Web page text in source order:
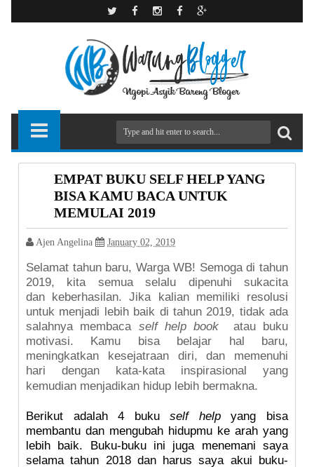
EMPAT BUKU SELF HELP YANG
BISA KAMU BACA UNTUK
MEMULAI 2019
Ajen Angelina January 02, 2019
Selamat tahun baru, Warga WB! Semoga di tahun
2019, kita semua selalu dipenuhi sukacita
dan keberhasilan. Jika kalian memiliki resolusi
untuk menjadi lebih baik di tahun 2019, tidak ada
salahnya membaca self help book
atau buku
motivasi. Kamu bisa belajar hal baru,
meningkatkan kesejatraan diri, dan memenuhi
hari dengan kata-kata inspirasional yang
kemudian menjadikan hidup lebih bermakna.
Berikut adalah 4 bukuself helpyang bisa
membantu dan mengubah hidupmu ke arah yang
lebih baik. Buku-buku ini juga menemani saya
selama tahun 2018 dan harus saya akui buku-